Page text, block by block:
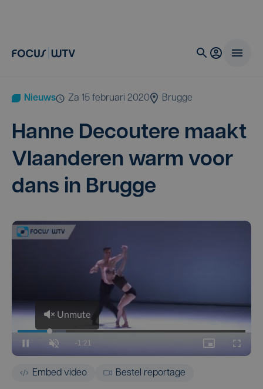
Nieuws za 15 februari 2020 Brugge
Han­ne Decou­te­re maakt
Vlaan­de­ren warm voor
dans in Brugge
Embed video Bestel reportage